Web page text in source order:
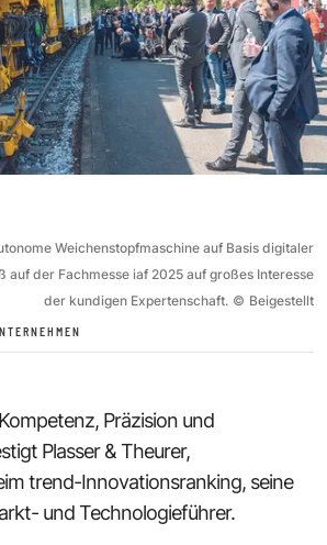
Weichenstopfmaschine auf Basis digitaler
auf der Fachmesse iaf 2025 auf großes Interesse
der kundigen Expertenschaft. © Beigestellt
Präzision und
Plasser & Theurer,
trend-Innovationsranking, seine
und Technologieführer.